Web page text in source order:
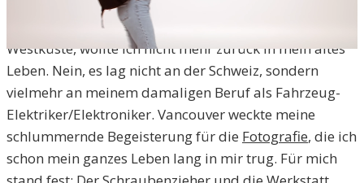
Während meines mehrmonatigen Aufenthalts an der
bezaubernden, von der Natur geprägten kanadischen
Westküste, wollte ich nicht mehr zurück in mein altes
Leben. Nein, es lag nicht an der Schweiz, sondern
vielmehr an meinem damaligen Beruf als Fahrzeug-
Elektriker/Elektroniker. Vancouver weckte meine
schlummernde Begeisterung für die Fotografie, die ich
schon mein ganzes Leben lang in mir trug. Für mich